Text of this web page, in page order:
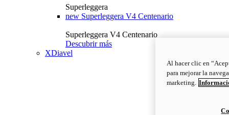
Superleggera
new Superleggera V4 Centenario
Superleggera V4 Centenario
Descubrir más
XDiavel
Al hacer clic en
para mejorar la
marketing.